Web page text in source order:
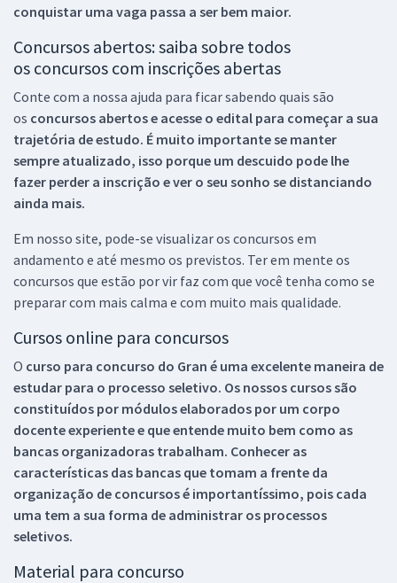
conquistar uma vaga passa a ser bem maior.
Concursos abertos: saiba sobre todos
os concursos com inscrições abertas
Conte com a nossa ajuda para ficar sabendo quais são
os concursos abertos e acesse o edital para começar a sua
trajetória de estudo. É muito importante se manter
sempre atualizado, isso porque um descuido pode lhe
fazer perder a inscrição e ver o seu sonho se distanciando
ainda mais.
Em nosso site, pode-se visualizar os concursos em
andamento e até mesmo os previstos. Ter em mente os
concursos que estão por vir faz com que você tenha como se
preparar com mais calma e com muito mais qualidade.
Cursos online para concursos
O curso para concurso do Gran é uma excelente maneira de
estudar para o processo seletivo. Os nossos cursos são
constituídos por módulos elaborados por um corpo
docente experiente e que entende muito bem como as
bancas organizadoras trabalham. Conhecer as
características das bancas que tomam a frente da
organização de concursos é importantíssimo, pois cada
uma tem a sua forma de administrar os processos
seletivos.
Material para concurso